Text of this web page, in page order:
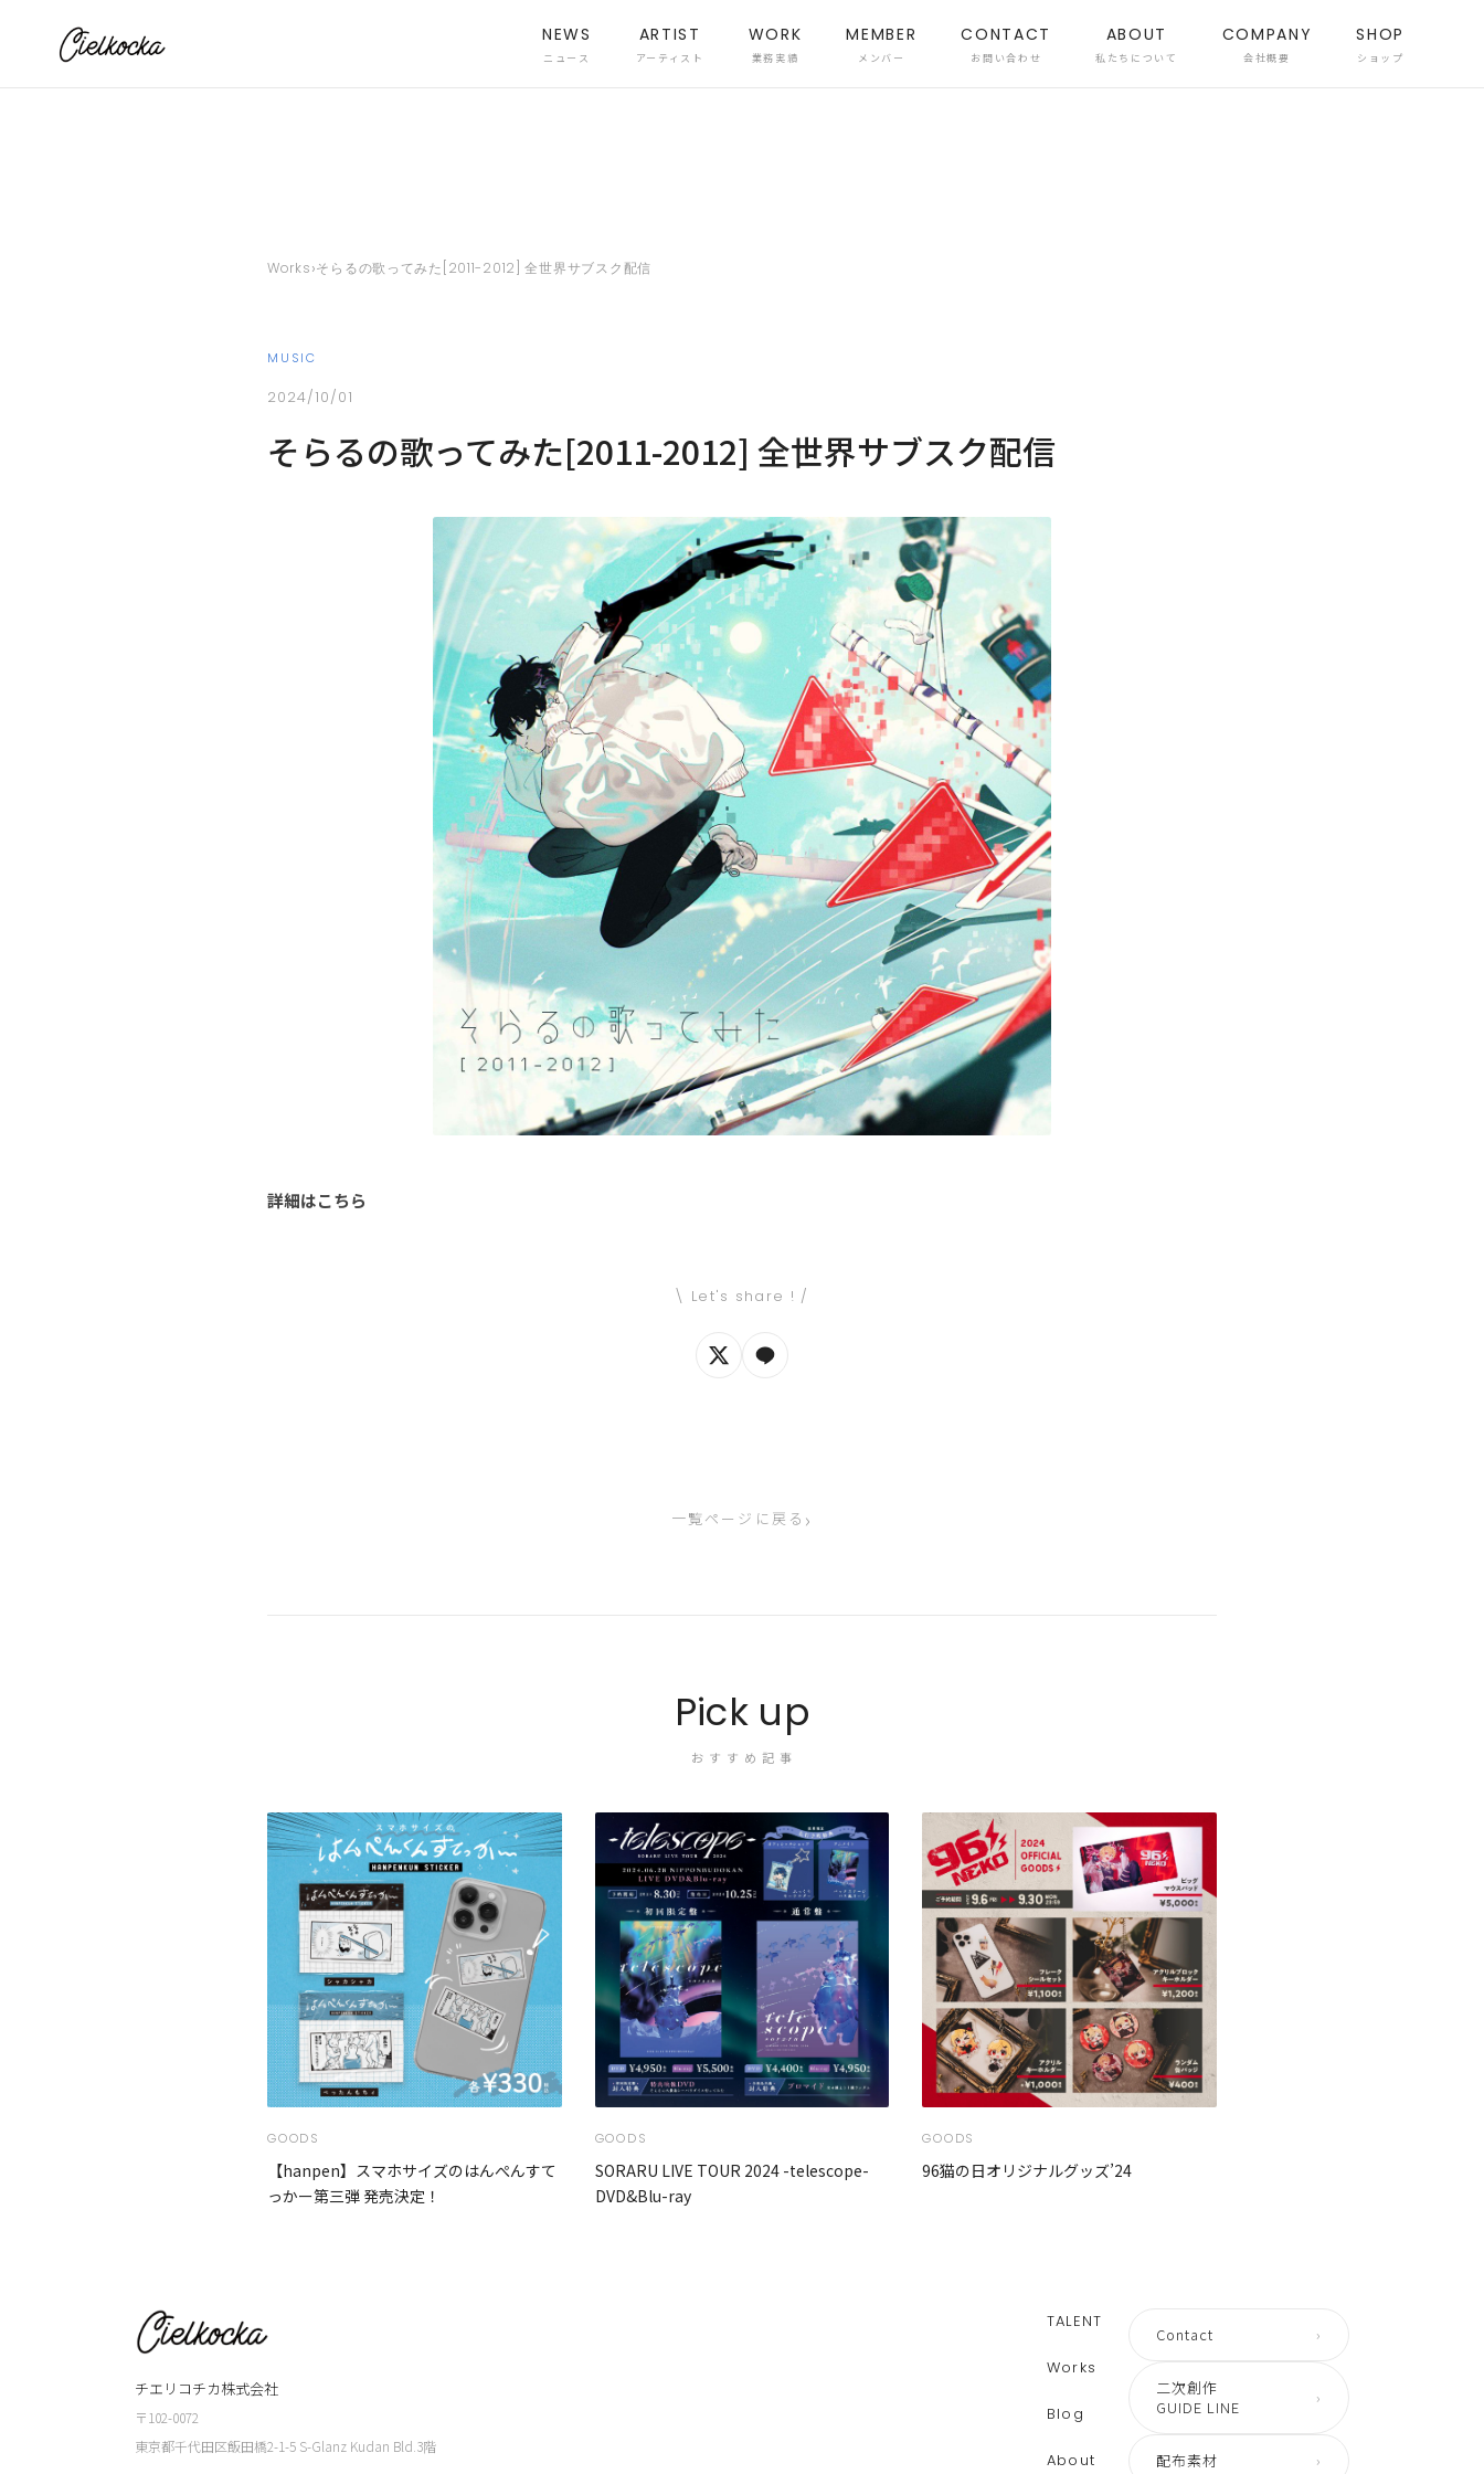
NEWS
ニュース
ARTIST
アーティスト
WORK
業務実績
MEMBER
メンバー
CONTACT
お問い合わせ
ABOUT
私たちについて
COMPANY
会社概要
SHOP
ショップ
Works›そらるの歌ってみた[2011-2012] 全世界サブスク配信
MUSIC
2024/10/01
そらるの歌ってみた[2011-2012] 全世界サブスク配信
詳細はこちら
\ Let's share ! /
一覧ページに戻る ›
Pick up
おすすめ記事
GOODS
【hanpen】スマホサイズのはんぺんすて
っかー第三弾 発売決定！
GOODS
SORARU LIVE TOUR 2024 -telescope-
DVD&Blu-ray
GOODS
96猫の日オリジナルグッズ’24
チエリコチカ株式会社
〒102-0072
東京都千代田区飯田橋2-1-5 S-Glanz Kudan Bld.3階
TALENT
Works
Blog
About
Contact ›
二次創作
GUIDE LINE
›
配布素材 ›